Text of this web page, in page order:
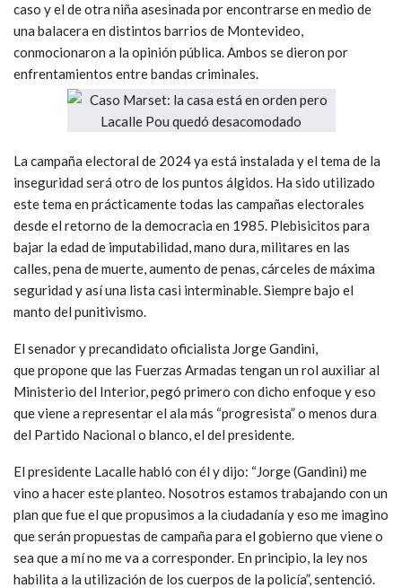
caso y el de otra niña asesinada por encontrarse en medio de
una balacera en distintos barrios de Montevideo,
conmocionaron a la opinión pública. Ambos se dieron por
enfrentamientos entre bandas criminales.
La campaña electoral de 2024 ya está instalada y el tema de la
inseguridad será otro de los puntos álgidos. Ha sido utilizado
este tema en prácticamente todas las campañas electorales
desde el retorno de la democracia en 1985. Plebisicitos para
bajar la edad de imputabilidad, mano dura, militares en las
calles, pena de muerte, aumento de penas, cárceles de máxima
seguridad y así una lista casi interminable. Siempre bajo el
manto del punitivismo.
El senador y precandidato oficialista Jorge Gandini,
que propone que las Fuerzas Armadas tengan un rol auxiliar al
Ministerio del Interior, pegó primero con dicho enfoque y eso
que viene a representar el ala más “progresista” o menos dura
del Partido Nacional o blanco, el del presidente.
El presidente Lacalle habló con él y dijo: “Jorge (Gandini) me
vino a hacer este planteo. Nosotros estamos trabajando con un
plan que fue el que propusimos a la ciudadanía y eso me imagino
que serán propuestas de campaña para el gobierno que viene o
sea que a mí no me va a corresponder. En principio, la ley nos
habilita a la utilización de los cuerpos de la policía”, sentenció.